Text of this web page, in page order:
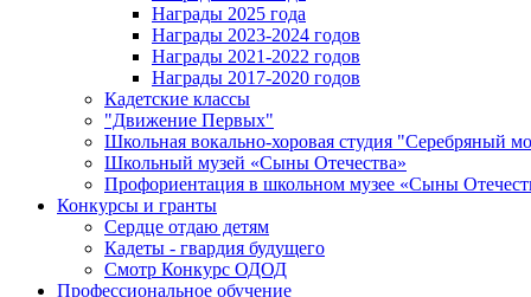
Награды 2025 года
Награды 2023-2024 годов
Награды 2021-2022 годов
Награды 2017-2020 годов
Кадетские классы
"Движение Первых"
Школьная вокально-хоровая студия "Серебряный
Школьный музей «Сыны Отечества»
Профориентация в школьном музее «Сыны
Конкурсы и гранты
Сердце отдаю детям
Кадеты - гвардия будущего
Смотр Конкурс ОДОД
Профессиональное обучение